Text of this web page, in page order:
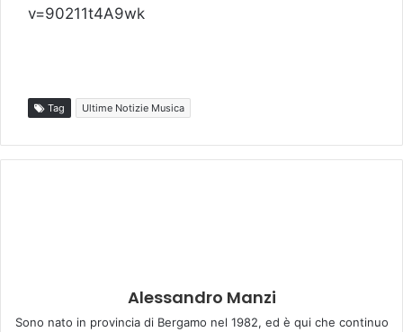
v=90211t4A9wk
Tag Ultime Notizie Musica
Alessandro Manzi
Sono nato in provincia di Bergamo nel 1982, ed è qui che continuo